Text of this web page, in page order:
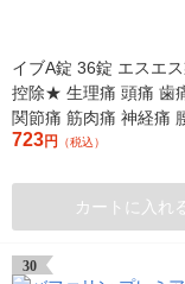
イブA錠 36錠 エスエ
控除★ 生理痛 頭痛 歯
関節痛 筋肉痛 神経痛
り痛【指定第2類医薬品
723円 （税込）
カートに入れ
30